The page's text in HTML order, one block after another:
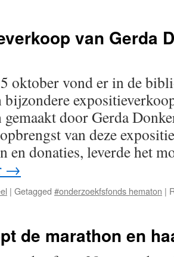
van Gerda
oktober vond er in de
door Gerda
van deze
en donaties, leverde het
→
| Getagged #onderzoekfsfonds hematon |
de marathon en